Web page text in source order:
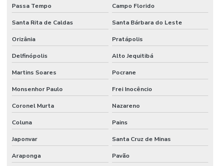
Passa Tempo Campo Florido
Santa Rita de Caldas Santa Bárbara do Leste
Orizânia Pratápolis
Delfinópolis Alto Jequitibá
Martins Soares Pocrane
Monsenhor Paulo Frei Inocêncio
Coronel Murta Nazareno
Coluna Pains
Japonvar Santa Cruz de Minas
Araponga Pavão